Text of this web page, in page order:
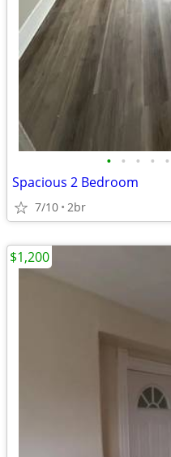
• • • • •
Spacious 2 Bedroom
7/10 2br
$1,200